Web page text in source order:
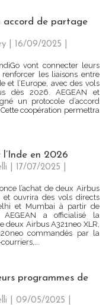
accord de partage
| 16/09/2025
vont connecter leurs
renforcer les liaisons entre
et l’Europe, avec des vols
dès 2026. AEGEAN et
un protocole d’accord
coopération permettra
l’Inde en 2026
| 17/07/2025
l’achat de deux Airbus
et ouvrira des vols directs
et Mumbai à partir de
a officialisé la
deux Airbus A321neo XLR,
commandés par la
programmes de
| 09/05/2025